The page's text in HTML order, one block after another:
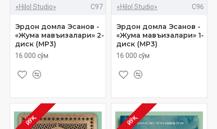
«Hilol Studio» C97
Эрдон домла Эсанов -
«Жума мавъизалари» 2-
диск (МР3)
16 000 сўм
«Hilol Studio» C96
Эрдон домла Эсанов -
«Жума мавъизалари» 1-
диск (МР3)
16 000 сўм
ЙЎҚ ЙЎҚ